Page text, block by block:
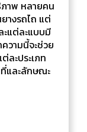
ภาพ หลายคน
างรถไถ แต่
ะแต่ละแบบมี
วามนี้จะช่วย
ละประเภท
และลักษณะ